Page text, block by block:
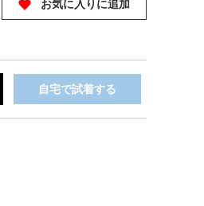
お気に入りに追加
自宅で試着する